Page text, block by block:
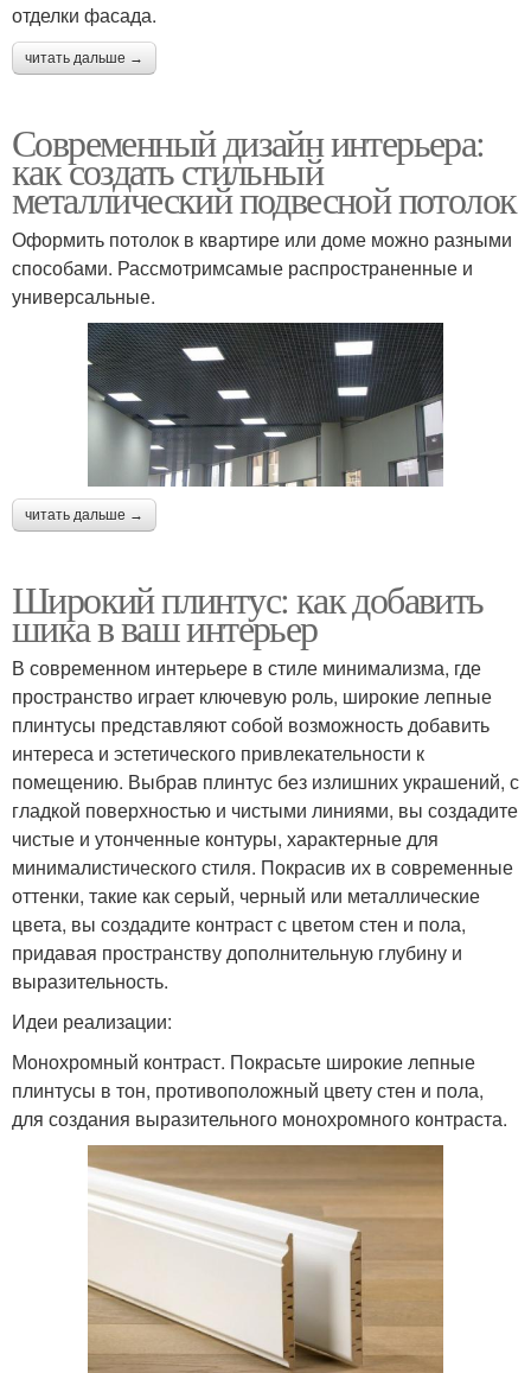
отделки фасада.
читать дальше →
Современный дизайн интерьера:
как создать стильный
металлический подвесной потолок
Оформить потолок в квартире или доме можно разными
способами. Рассмотримсамые распространенные и
универсальные.
читать дальше →
Широкий плинтус: как добавить
шика в ваш интерьер
В современном интерьере в стиле минимализма, где
пространство играет ключевую роль, широкие лепные
плинтусы представляют собой возможность добавить
интереса и эстетического привлекательности к
помещению. Выбрав плинтус без излишних украшений, с
гладкой поверхностью и чистыми линиями, вы создадите
чистые и утонченные контуры, характерные для
минималистического стиля. Покрасив их в современные
оттенки, такие как серый, черный или металлические
цвета, вы создадите контраст с цветом стен и пола,
придавая пространству дополнительную глубину и
выразительность.
Идеи реализации:
Монохромный контраст. Покрасьте широкие лепные
плинтусы в тон, противоположный цвету стен и пола,
для создания выразительного монохромного контраста.